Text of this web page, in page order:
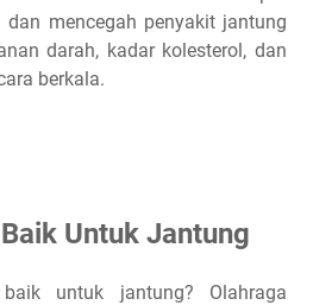
dan mencegah penyakit jantung
darah, kadar kolesterol, dan
berkala.
Untuk Jantung
untuk jantung? Olahraga